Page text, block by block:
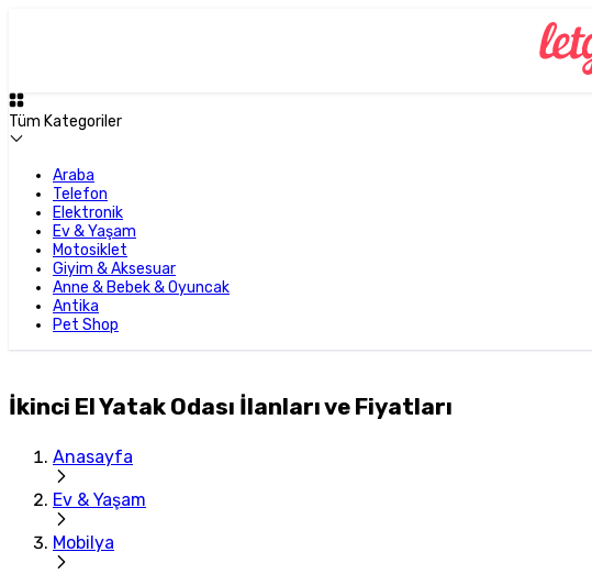
Tüm Kategoriler
Araba
Telefon
Elektronik
Ev & Yaşam
Motosiklet
Giyim & Aksesuar
Anne & Bebek & Oyuncak
Antika
Pet Shop
İkinci El Yatak Odası İlanları ve Fiyatları
Anasayfa
Ev & Yaşam
Mobilya